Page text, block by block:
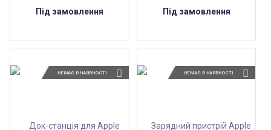
Під замовлення Під замовлення
НЕМАЄ В НАЯВНОСТІ НЕМАЄ В НАЯВНОСТІ